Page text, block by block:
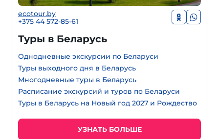
ecotour.by
+375 44 572-85-61
Туры в Беларусь
Однодневные экскурсии по Беларуси
Туры выходного дня в Беларусь
Многодневные туры в Беларусь
Расписание экскурсий и туров по Беларуси
Туры в Беларусь на Новый год 2027 и Рождество
УЗНАТЬ БОЛЬШЕ